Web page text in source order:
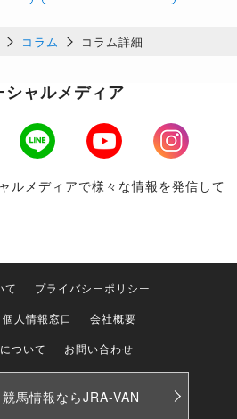
コラム コラム詳細
シャルメディア
LINE Youtube
Instagram
ルメディアで様々な情報を発信して
て
プライバシーポリシー
個人情報窓口
会社概要
ついて
お問い合わせ
馬情報ならJRA-VAN